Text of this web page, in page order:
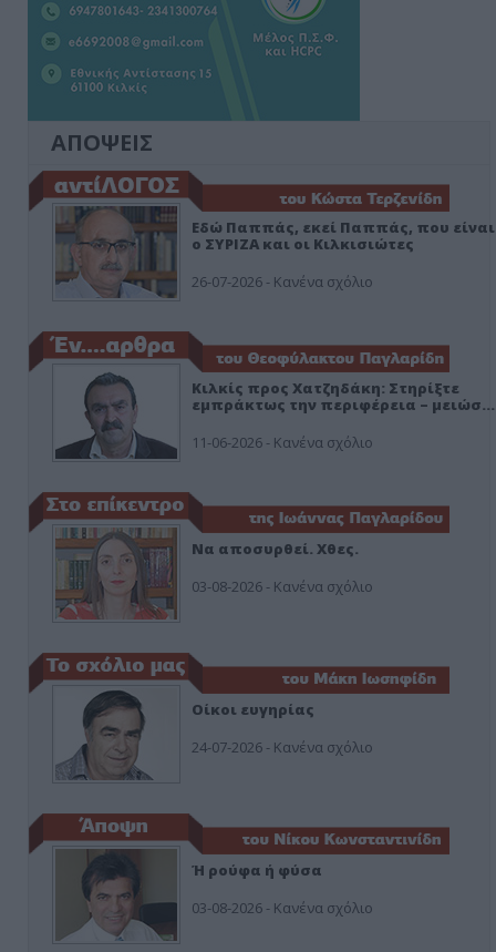
ΑΠΟΨΕΙΣ
Εδώ Παππάς, εκεί Παππάς, που είναι
ο ΣΥΡΙΖΑ και οι Κιλκισιώτες
26-07-2026 - Κανένα σχόλιο
Κιλκίς προς Χατζηδάκη: Στηρίξτε
εμπράκτως την περιφέρεια – μειώσ…
11-06-2026 - Κανένα σχόλιο
Να αποσυρθεί. Χθες.
03-08-2026 - Κανένα σχόλιο
Οίκοι ευγηρίας
24-07-2026 - Κανένα σχόλιο
Ή ρούφα ή φύσα
03-08-2026 - Κανένα σχόλιο